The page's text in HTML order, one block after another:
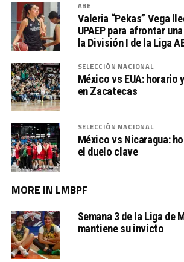
ABE
Valeria “Pekas” Vega
UPAEP para afrontar
la División I de la Liga
SELECCIÓN NACIONAL
México vs EUA: horario
en Zacatecas
SELECCIÓN NACIONAL
México vs Nicaragua:
el duelo clave
MORE IN LMBPF
Semana 3 de la Liga de
mantiene su invicto